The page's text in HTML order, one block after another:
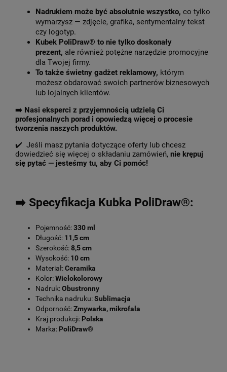
Nadrukiem może być absolutnie wszystko, co tylko
wymarzysz — zdjęcie, grafika, sentymentalny tekst
czy logotyp.
Kubek PoliDraw® to nie tylko doskonały
prezent, ale również potężne narzędzie promocyjne
dla Twojej firmy.
To także świetny gadżet reklamowy, którym
możesz obdarować swoich partnerów biznesowych
lub lojalnych klientów.
➡️ Nasi eksperci z przyjemnością udzielą Ci
profesjonalnych porad i opowiedzą więcej o procesie
tworzenia naszych produktów.
✔️ Jeśli masz pytania dotyczące oferty lub chcesz
dowiedzieć się więcej o składaniu zamówień, nie krępuj
się pytać — jesteśmy tu, aby Ci pomóc!
➡️ Specyfikacja Kubka PoliDraw®:
Pojemność:330 ml
Długość: 11,5 cm
Szerokość:8,5 cm
Wysokość: 10 cm
Materiał:Ceramika
Kolor:Wielokolorowy
Nadruk:Obustronny
Technika nadruku:Sublimacja
Odporność:Zmywarka, mikrofala
Kraj produkcji: Polska
Marka: PoliDraw®